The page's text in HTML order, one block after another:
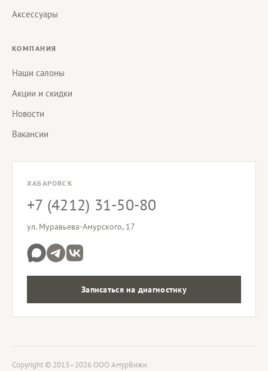
Аксессуары
КОМПАНИЯ
Наши салоны
Акции и скидки
Новости
Вакансии
ХАБАРОВСК
+7 (4212) 31-50-80
ул. Муравьева-Амурского, 17
Записаться на диагностику
Copyright © 2013–2026 ООО АмурВижн